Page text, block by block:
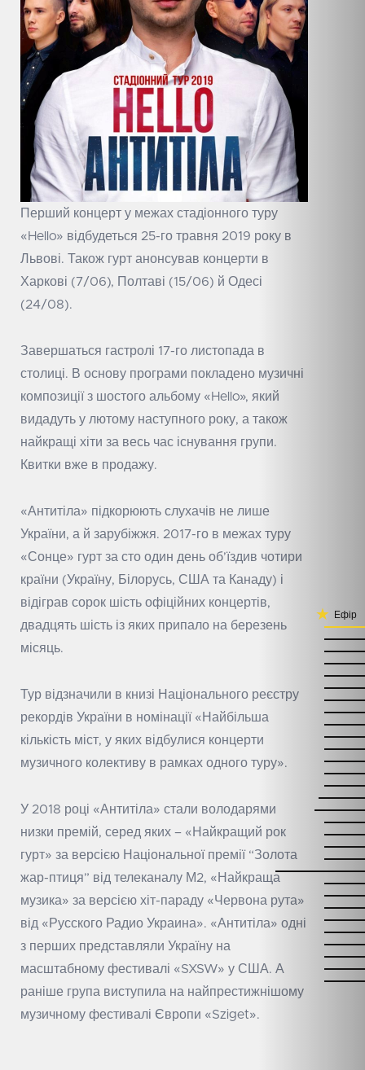
Перший концерт у межах стадіонного туру
«Hello» відбудеться 25-го травня 2019 року в
Львові. Також гурт анонсував концерти в
Харкові (7/06), Полтаві (15/06) й Одесі
(24/08).
Завершаться гастролі 17-го листопада в
столиці. В основу програми покладено музичні
композиції з шостого альбому «Hello», який
видадуть у лютому наступного року, а також
найкращі хіти за весь час існування групи.
Квитки вже в продажу.
«Антитіла» підкорюють слухачів не лише
України, а й зарубіжжя. 2017-го в межах туру
«Сонце» гурт за сто один день об’їздив чотири
країни (Україну, Білорусь, США та Канаду) і
відіграв сорок шість офіційних концертів,
двадцять шість із яких припало на березень
місяць.
Тур відзначили в книзі Національного реєстру
рекордів України в номінації «Найбільша
кількість міст, у яких відбулися концерти
музичного колективу в рамках одного туру».
У 2018 році «Антитіла» стали володарями
низки премій, серед яких – «Найкращий рок
гурт» за версією Національної премії “Золота
жар-птиця” від телеканалу М2, «Найкраща
музика» за версією хіт-параду «Червона рута»
від «Русского Радио Украина». «Антитіла» одні
з перших представляли Україну на
масштабному фестивалі «SXSW» у США. А
раніше група виступила на найпрестижнішому
музичному фестивалі Європи «Sziget».
Ефір